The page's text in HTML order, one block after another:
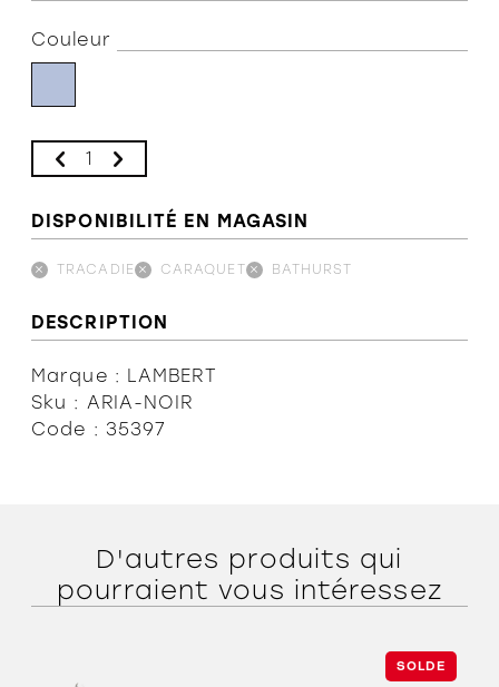
Couleur
DISPONIBILITÉ EN MAGASIN
TRACADIE CARAQUET BATHURST
DESCRIPTION
Marque : LAMBERT
Sku : ARIA-NOIR
Code : 35397
D'autres produits qui
pourraient vous intéressez
SOLDE